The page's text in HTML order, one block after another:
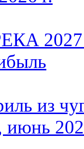
2027:
из
июнь